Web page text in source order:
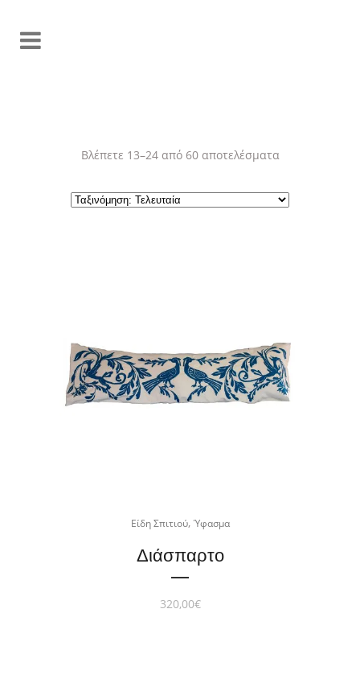
Βλέπετε 13–24 από 60 αποτελέσματαSorted
by
Είδη Σπιτιού, Ύφασμα
Διάσπαρτο
320,00€